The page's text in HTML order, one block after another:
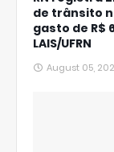
de trânsito
gasto de R$
LAIS/UFRN
August 05,